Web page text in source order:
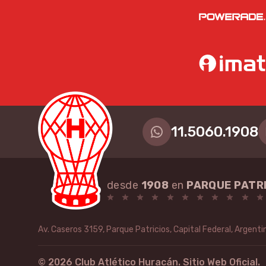
11.5060.1908
Huracán
desde 1908 en PARQUE
Av. Caseros 3159, Parque Patricios, Capital Federal,
© 2026 Club Atlético Huracán. Sitio Web Oficial.